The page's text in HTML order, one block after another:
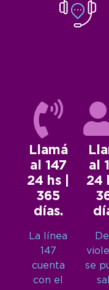
Llamá
al 147
24 hs |
365
días.
La línea
147
cuenta
con el
al
24
se